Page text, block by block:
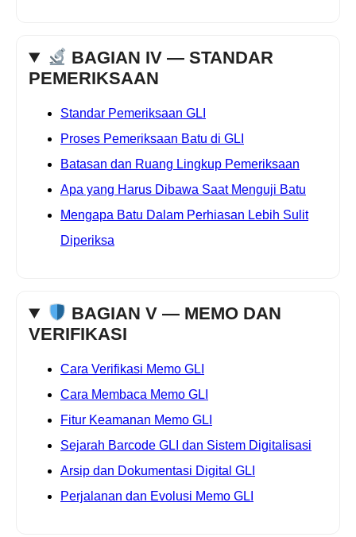
BAGIAN IV — STANDAR
PEMERIKSAAN
Standar Pemeriksaan GLI
Proses Pemeriksaan Batu di GLI
Batasan dan Ruang Lingkup Pemeriksaan
Apa yang Harus Dibawa Saat Menguji Batu
Mengapa Batu Dalam Perhiasan Lebih Sulit
Diperiksa
BAGIAN V — MEMO DAN
VERIFIKASI
Cara Verifikasi Memo GLI
Cara Membaca Memo GLI
Fitur Keamanan Memo GLI
Sejarah Barcode GLI dan Sistem Digitalisasi
Arsip dan Dokumentasi Digital GLI
Perjalanan dan Evolusi Memo GLI